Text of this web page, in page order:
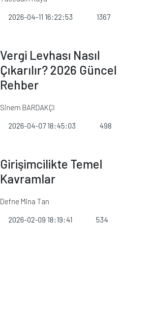
2026-04-11 16:22:53 1367
Vergi Levhası Nasıl
Çıkarılır? 2026 Güncel
Rehber
Sinem BARDAKÇI
2026-04-07 18:45:03 498
Girişimcilikte Temel
Kavramlar
Defne Mina Tan
2026-02-09 18:19:41 534